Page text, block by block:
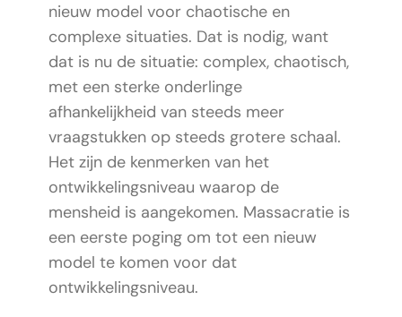
nieuw model voor chaotische en
complexe situaties. Dat is nodig, want
dat is nu de situatie: complex, chaotisch,
met een sterke onderlinge
afhankelijkheid van steeds meer
vraagstukken op steeds grotere schaal.
Het zijn de kenmerken van het
ontwikkelingsniveau waarop de
mensheid is aangekomen. Massacratie is
een eerste poging om tot een nieuw
model te komen voor dat
ontwikkelingsniveau.